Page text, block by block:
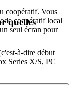
coopératif. Vous
coopératif local
seul écran pour
quelles
à-dire début
Series X/S, PC